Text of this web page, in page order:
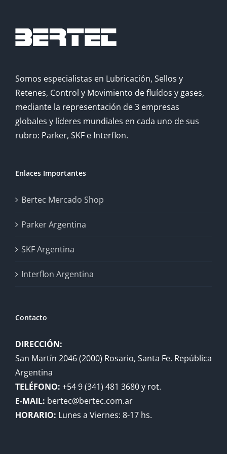
Somos especialistas en Lubricación, Sellos y
Retenes, Control y Movimiento de fluídos y gases,
mediante la representación de 3 empresas
globales y líderes mundiales en cada uno de sus
rubro: Parker, SKF e Interflon.
Enlaces Importantes
Bertec Mercado Shop
Parker Argentina
SKF Argentina
Interflon Argentina
Contacto
DIRECCIÓN:
San Martín 2046 (2000) Rosario, Santa Fe. República
Argentina
TELÉFONO: +54 9 (341) 481 3680 y rot.
E-MAIL: bertec@bertec.com.ar
HORARIO: Lunes a Viernes: 8-17 hs.